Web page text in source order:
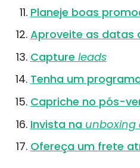
Planeje boas
Aproveite as datas
Capture leads
Tenha um
Capriche no pós-
Invista na unboxing
Ofereça um frete